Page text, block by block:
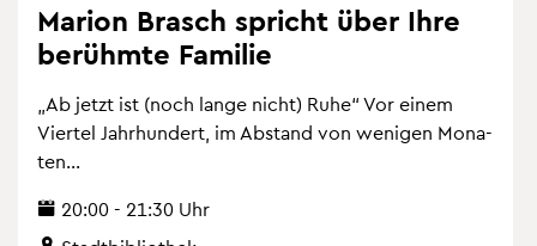
Ma­ri­on Brasch spricht über Ihre
be­rühm­te Fa­mi­lie
„Ab jetzt ist (noch lange nicht) Ruhe“ Vor einem
Vier­tel Jahr­hun­dert, im Ab­stand von we­ni­gen Mo­na­
ten...
20:00 - 21:30 Uhr